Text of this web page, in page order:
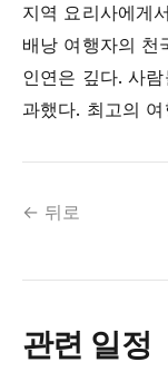
지역 요리사에게
배낭 여행자의 천
인연은 깊다. 사
과했다. 최고의
← 뒤로
관련 일정